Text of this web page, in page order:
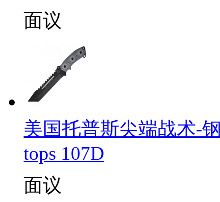
面议
美国托普斯尖端战术-
tops 107D
面议